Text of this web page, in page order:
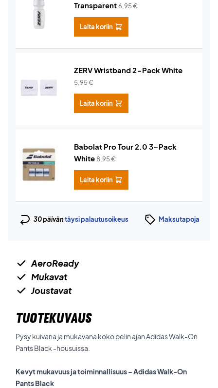
Transparent6,95€
Laita koriin
ZERV Wristband 2-Pack White
5,95€
Laita koriin
Babolat Pro Tour 2.0 3-Pack
White 8,95€
Laita koriin
30 päiväntäysi palautusoikeus Maksutapoja
AeroReady
Mukavat
Joustavat
TUOTEKUVAUS
Pysy kuivana ja mukavana koko pelin ajan Adidas Walk-On
Pants Black -housuissa.
Kevyt mukavuus ja toiminnallisuus – Adidas Walk-On
Pants Black